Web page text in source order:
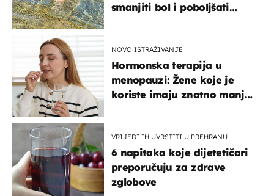
smanjiti bol i poboljšati
NOVO ISTRAŽIVANJE
Hormonska terapija u
menopauzi: Žene koje je
koriste imaju znatno manji
VRIJEDI IH UVRSTITI U PREHRANU
6 napitaka koje dijetetičari
preporučuju za zdrave
zglobove